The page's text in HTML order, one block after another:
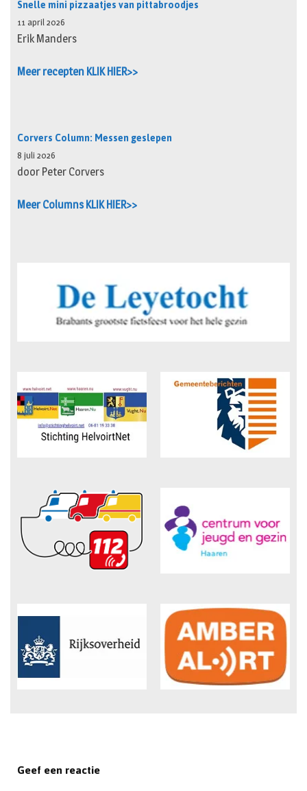
Snelle mini pizzaatjes van pittabroodjes
11 april 2026
Erik Manders
Meer recepten KLIK HIER>>
Corvers Column: Messen geslepen
8 juli 2026
door Peter Corvers
Meer Columns KLIK HIER>>
Geef een reactie